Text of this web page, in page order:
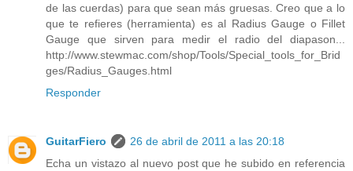
de las cuerdas) para que sean más gruesas. Creo que a lo
que te refieres (herramienta) es al Radius Gauge o Fillet
Gauge que sirven para medir el radio del diapason...
http://www.stewmac.com/shop/Tools/Special_tools_for_Brid
ges/Radius_Gauges.html
Responder
GuitarFiero
26 de abril de 2011 a las 20:18
Echa un vistazo al nuevo post que he subido en referencia